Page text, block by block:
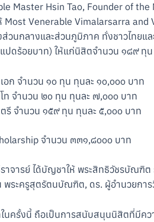
Master Hsin Tao, Founder of
Most Venerable Vimalarsarra
วนกลางและส่วนภูมิภาค ทั่งชาวไทยแ
ดร้อยบาท) ให้แก่นิสิตจำนวน ๑๘๙ ทุน
ก จำนวน ๑๐ ทุน ทุนละ ๑๐,๐๐๐ บาท
จำนวน ๒๐ ทุน ทุนละ ๗,๐๐๐ บาท
จำนวน ๑๕๙ ทุน ทุนละ ๕,๐๐๐ บาท
จำนวน ๓๓๑,๘๐๐๐ บาท
าจารย์ ได้บัญชาให้ พระสิทธิวัชรบัณฑิ
พระครูสุตรัตนบัณฑิต, ดร. ผู้อำนวยก
ครั้งนี้ ถือเป็นการสนับสนุนนิสิตที่มีควา